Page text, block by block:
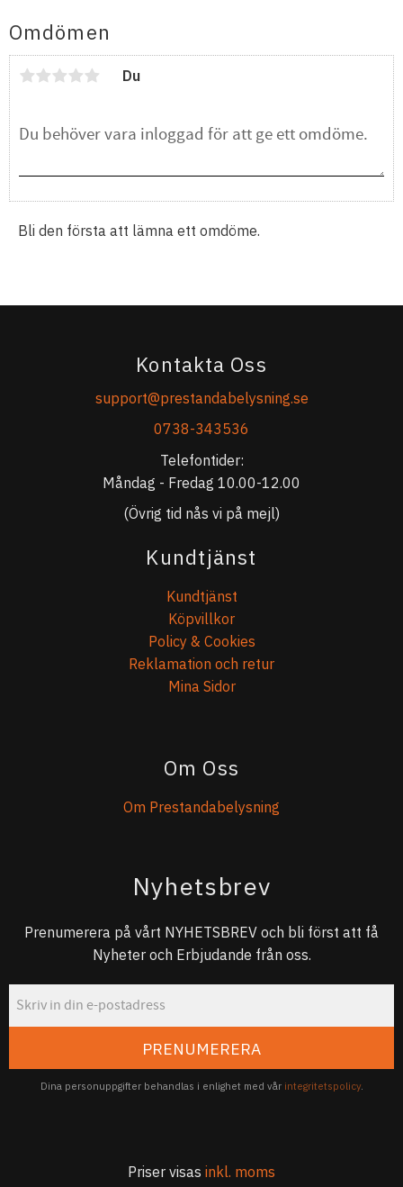
Omdömen
Du
Bli den första att lämna ett omdöme.
Kontakta Oss
support@prestandabelysning.se
0738-343536
Telefontider:
Måndag - Fredag 10.00-12.00
(Övrig tid nås vi på mejl)
Kundtjänst
Kundtjänst
Köpvillkor
Policy & Cookies
Reklamation och retur
Mina Sidor
Om Oss
Om Prestandabelysning
Nyhetsbrev
Prenumerera på vårt NYHETSBREV och bli först att få
Nyheter och Erbjudande från oss.
PRENUMERERA
Dina personuppgifter behandlas i enlighet med vår integritetspolicy.
Priser visas inkl. moms